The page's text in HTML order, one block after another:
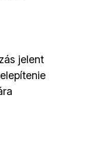
jelent